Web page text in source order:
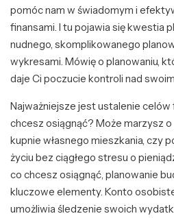
pomóc nam w świadomym i
finansami. I tu pojawia się kwestia
nudnego, skomplikowanego
wykresami. Mówię o planowaniu,
daje Ci poczucie kontroli nad
Najważniejsze jest ustalenie
chcesz osiągnąć? Może marzysz
kupnie własnego mieszkania, czy
życiu bez ciągłego stresu o
co chcesz osiągnąć, planowanie
kluczowe elementy. Konto
umożliwia śledzenie swoich